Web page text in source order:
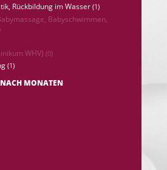
Rückbildung im Wasser (1)
Babyschwimmen,
WHV) (0)
(1)
MONATEN